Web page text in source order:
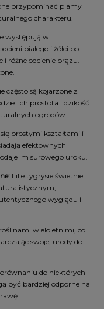
przypominać plamy
charakteru.
występują w
białego i żółci po
i różne odcienie brązu.
często są kojarzone z
Ich prostota i dzikość
ogrodów.
prostymi kształtami i
efektownych
im surowego uroku.
Lilie tygrysie świetnie
wyglądu i
wieloletnimi, co
swojej urody do
do niektórych
być bardziej odporne na